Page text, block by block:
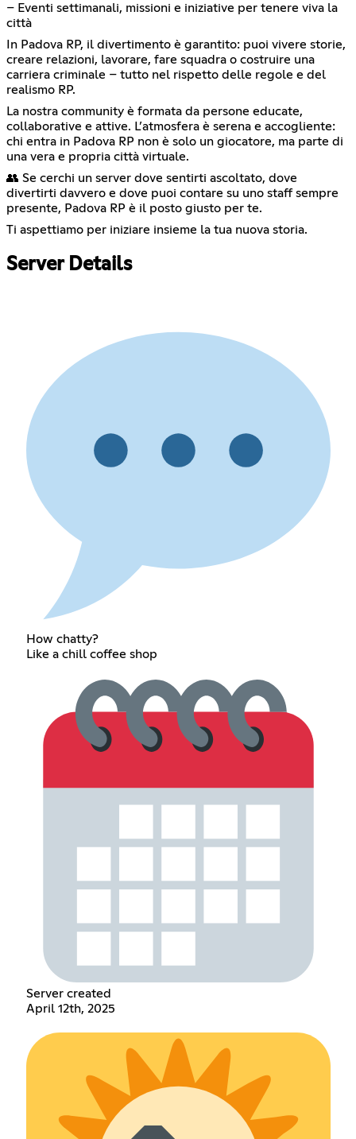
– Eventi settimanali, missioni e iniziative per tenere viva la
città
In Padova RP, il divertimento è garantito: puoi vivere storie,
creare relazioni, lavorare, fare squadra o costruire una
carriera criminale – tutto nel rispetto delle regole e del
realismo RP.
La nostra community è formata da persone educate,
collaborative e attive. L’atmosfera è serena e accogliente:
chi entra in Padova RP non è solo un giocatore, ma parte di
una vera e propria città virtuale.
👥 Se cerchi un server dove sentirti ascoltato, dove
divertirti davvero e dove puoi contare su uno staff sempre
presente, Padova RP è il posto giusto per te.
Ti aspettiamo per iniziare insieme la tua nuova storia.
Server Details
How chatty?
Like a chill coffee shop
Server created
April 12th, 2025